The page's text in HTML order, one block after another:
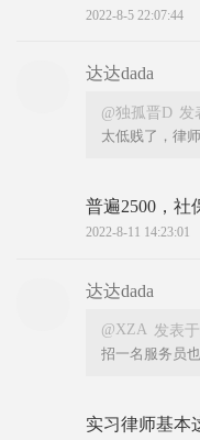
2022-8-5 22:07:44
达达dada
@独孤晋D 发
太低贱了，律
普遍2500，社
2022-8-11 14:23:01
达达dada
@XZA 发表
招一名服务员
实习律师基本